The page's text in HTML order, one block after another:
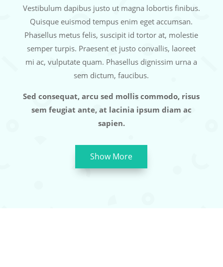
Vestibulum dapibus justo ut magna lobortis finibus.
Quisque euismod tempus enim eget accumsan.
Phasellus metus felis, suscipit id tortor at, molestie
semper turpis. Praesent et justo convallis, laoreet
mi ac, vulputate quam. Phasellus dignissim urna a
sem dictum, faucibus.
Sed consequat, arcu sed mollis commodo, risus
sem feugiat ante, at lacinia ipsum diam ac
sapien.
Show More